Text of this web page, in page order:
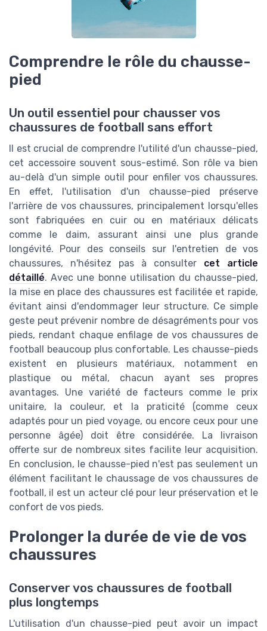
Comprendre le rôle du chausse-
pied
Un outil essentiel pour chausser vos
chaussures de football sans effort
Il est crucial de comprendre l'utilité d'un chausse-pied,
cet accessoire souvent sous-estimé. Son rôle va bien
au-delà d'un simple outil pour enfiler vos chaussures.
En effet, l'utilisation d'un chausse-pied préserve
l'arrière de vos chaussures, principalement lorsqu'elles
sont fabriquées en cuir ou en matériaux délicats
comme le daim, assurant ainsi une plus grande
longévité. Pour des conseils sur l'entretien de vos
chaussures, n'hésitez pas à consulter cet article
détaillé. Avec une bonne utilisation du chausse-pied,
la mise en place des chaussures est facilitée et rapide,
évitant ainsi d'endommager leur structure. Ce simple
geste peut prévenir nombre de désagréments pour vos
pieds, rendant chaque enfilage de vos chaussures de
football beaucoup plus confortable. Les chausse-pieds
existent en plusieurs matériaux, notamment en
plastique ou métal, chacun ayant ses propres
avantages. Une variété de facteurs comme le prix
unitaire, la couleur, et la praticité (comme ceux
adaptés pour un pied voyage, ou encore ceux pour une
personne âgée) doit être considérée. La livraison
offerte sur de nombreux sites facilite leur acquisition.
En conclusion, le chausse-pied n'est pas seulement un
élément facilitant le chaussage de vos chaussures de
football, il est un acteur clé pour leur préservation et le
confort de vos pieds.
Prolonger la durée de vie de vos
chaussures
Conserver vos chaussures de football
plus longtemps
L'utilisation d'un chausse-pied peut avoir un impact